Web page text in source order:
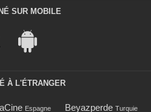
SUR MOBILE
À L'ÉTRANGER
Espagne Beyazperde Turquie